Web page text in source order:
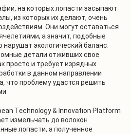
на которых лопасти засыпают
из которых их делают, очень
Они могут оставаться
а значит, подобные
нарушат экологический баланс.
детали отживших свое
просто и требует изрядных
в данном направлении
что проблему удастся решить
Technology & Innovation Platform
измельчать до волокон
лопасти, а полученное